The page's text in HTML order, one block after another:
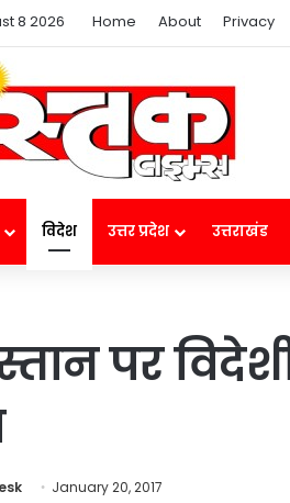
8 2026 Home About Privacy
विदेश उत्तर प्रदेश उत्तराखंड
पर
January 20, 2017